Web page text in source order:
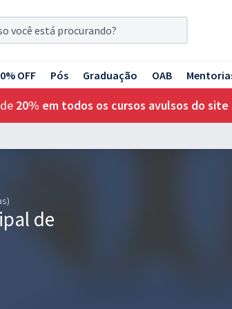
OFF Pós Graduação OAB
20% em todos os cursos avulsos do site
de